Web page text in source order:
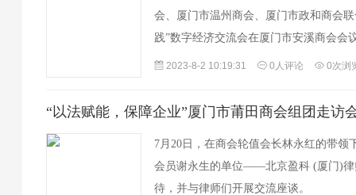
会、厦门市温州商会、厦门市政和商会
践”数字经济交流会在厦门市安溪商会会
有50多位代表参加，我会秘书长谢福林
2023-8-2 10:19:31 0人评论 0次浏
7月20日，在商会轮值会长林永红的带领
会员谢永生的单位——北京盈科 (厦门)律
待，并与律师们开展交流座谈。